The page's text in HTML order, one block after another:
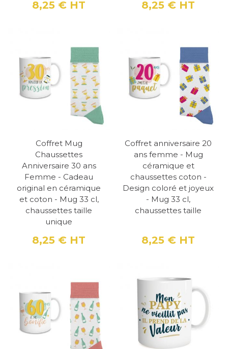
Prix
8,25 € HT Prix
8,25 € HT
Coffret Mug
Chaussettes
Anniversaire 30 ans
Femme - Cadeau
original en céramique
et coton - Mug 33 cl,
chaussettes taille
unique
Prix
8,25 € HT
Coffret anniversaire 20
ans femme - Mug
céramique et
chaussettes coton -
Design coloré et joyeux
- Mug 33 cl,
chaussettes taille
Prix
8,25 € HT